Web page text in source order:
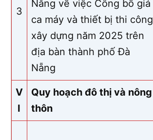
3
Nẵng về việc Công bố giá
ca máy và thiết bị thi công
xây dựng năm 2025 trên
địa bàn thành phố Đà
Nẵng
V
I
Quy hoạch đô thị và nông
thôn